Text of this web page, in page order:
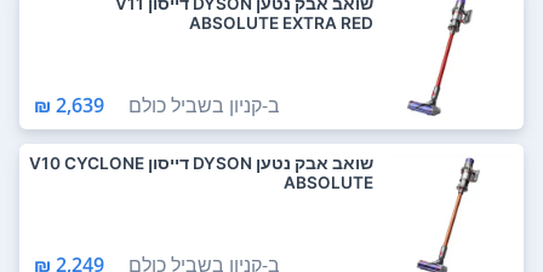
ABSOLUTE EXTRA RED
ב-קניון בשביל כולם 2,639 ₪
שואב אבק נטען DYSON דייסון V10 CYCLONE
ABSOLUTE
ב-קניון בשביל כולם 2,249 ₪